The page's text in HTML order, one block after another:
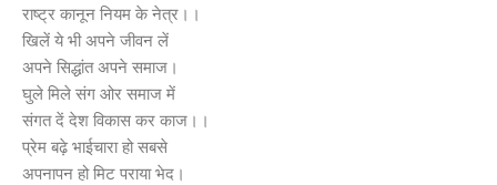
राष्ट्र कानून नियम के नेत्र।।
खिलें ये भी अपने जीवन लें
अपने सिद्धांत अपने समाज।
घुले मिले संग ओर समाज में
संगत दें देश विकास कर काज।।
प्रेम बढ़े भाईचारा हो सबसे
अपनापन हो मिट पराया भेद।